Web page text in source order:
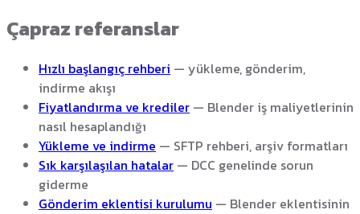
Çapraz referanslar
Hızlı başlangıç rehberi — yükleme, gönderim,
indirme akışı
Fiyatlandırma ve krediler — Blender iş maliyetlerinin
nasıl hesaplandığı
Yükleme ve indirme — SFTP rehberi, arşiv formatları
Sık karşılaşılan hatalar — DCC genelinde sorun
giderme
Gönderim eklentisi kurulumu — Blender eklentisinin